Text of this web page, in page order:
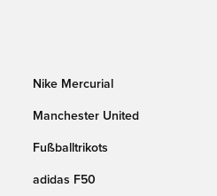
Nike Mercurial
Manchester United
Fußballtrikots
adidas F50